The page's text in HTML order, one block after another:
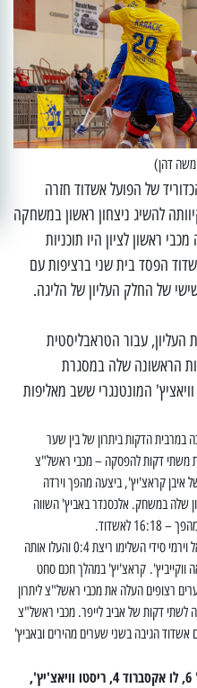
דהן)
של הפועל אשדוד חזרה
להשיג ניצחון ראשון במשחקה
ראשון לציון היו תוכניות
הפסד בית שני ברציפות עם
עבור הטראבליסטית
הראשונה שלה במסגרת
המונטנגרי ששב מאליפות
במרבית הדקות ביתרון של בין שער
משתי דקות להפסקה – מכבי ראשל"צ
של איבן קראצ'יץ', ביצעה מהפך וירדה
שלה במשחק. אלכסנדר באביץ' השווה
לאשדוד.
מכבי ראשל"צ הגיבה מהר, השוותה וקסם עמיאל וירמי סידי השלימו ריצת 0:4 והעלו אותה
ווקייביץ'. קראצ'יץ' במהלך חכם סחט
רצופים העלה את מכבי ראשל"צ ליתרון
הרחקה לשתי דקות של אביב לייפר. מכבי ראשל"צ
שם אשדוד הגיבה בשני שערים מהירים ובאביץ'
כבשו לאשדוד: באביץ' 7, ווק מילנקוביץ' 6, לו אקסברוד 4, ריסטו וויאצ'יץ',